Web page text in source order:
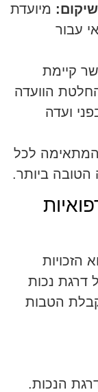
מיועדת
עבור
קיימת
הוועדה
ועדה
המתאימה לכל
ביותר.
הזכויות
דרגת נכות
הטבות
הנכות.